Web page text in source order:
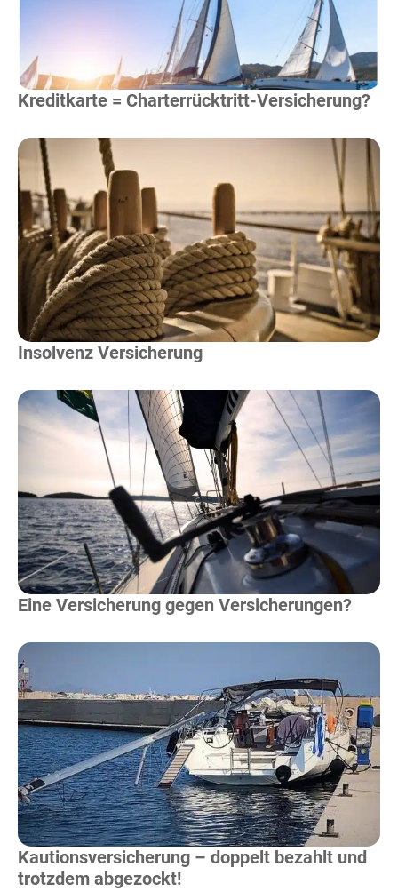
Kreditkarte = Charterrücktritt-Versicherung?
Mehr Lesen
Insolvenz Versicherung
Mehr Lesen
Eine Versicherung gegen Versicherungen?
Mehr Lesen
Kautionsversicherung – doppelt bezahlt und
trotzdem abgezockt!